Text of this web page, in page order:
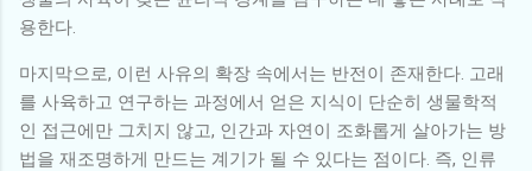
용한다.
마지막으로, 이런 사유의 확장 속에서는 반전이 존재한다. 고래
를 사육하고 연구하는 과정에서 얻은 지식이 단순히 생물학적
인 접근에만 그치지 않고, 인간과 자연이 조화롭게 살아가는 방
법을 재조명하게 만드는 계기가 될 수 있다는 점이다. 즉, 인류